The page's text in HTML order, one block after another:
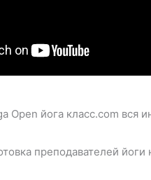
Open йога класс.com вся
преподавателей